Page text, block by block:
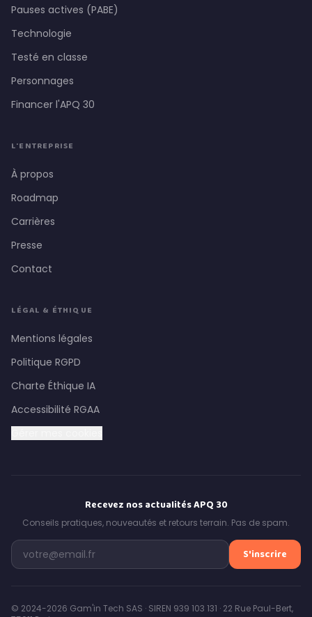
Pauses actives (PABE)
Technologie
Testé en classe
Personnages
Financer l'APQ 30
L'ENTREPRISE
À propos
Roadmap
Carrières
Presse
Contact
LÉGAL & ÉTHIQUE
Mentions légales
Politique RGPD
Charte Éthique IA
Accessibilité RGAA
Recevez nos actualités APQ 30
Conseils pratiques, nouveautés et retours terrain. Pas de spam.
S'inscrire
© 2024-2026 Gam'in Tech SAS · SIREN 939 103 131 · 22 Rue Paul-Bert,